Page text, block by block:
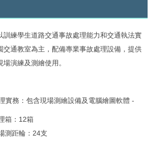
訓練學生道路交通事故處理能力和交通執法實
交通教室為主，配備專業事故處理設備，提供
演練及測繪使用。
實務：包含現場測繪設備及電腦繪圖軟體 -
箱：12箱
測距輪：24支